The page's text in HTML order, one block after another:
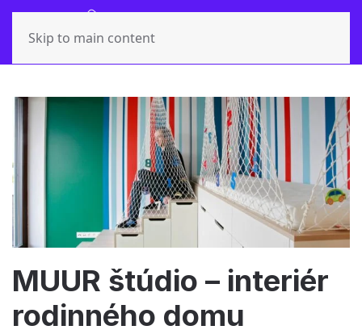
Skip to main content
MUUR štúdio – interiér
rodinného domu